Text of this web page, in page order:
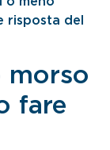
risposta del
morso
fare